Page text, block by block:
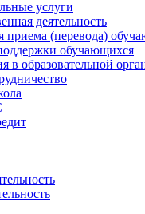
услуги
деятельность
приема (перевода)
обучающихся
в образовательной